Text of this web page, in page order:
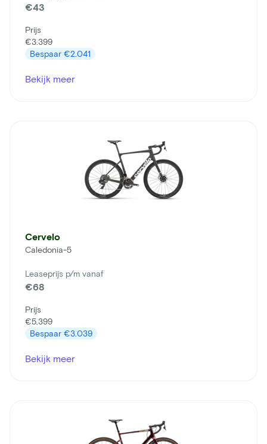
€43
Prijs
€3.399
Bespaar €2.041
Bekijk meer
Cervelo
Caledonia-5
Leaseprijs p/m vanaf
€68
Prijs
€5.399
Bespaar €3.039
Bekijk meer